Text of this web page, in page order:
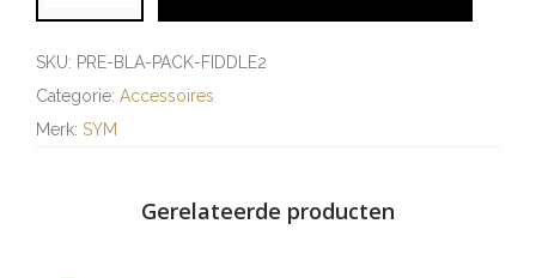
SKU: PRE-BLA-PACK-FIDDLE2
Categorie: Accessoires
Merk: SYM
Gerelateerde producten